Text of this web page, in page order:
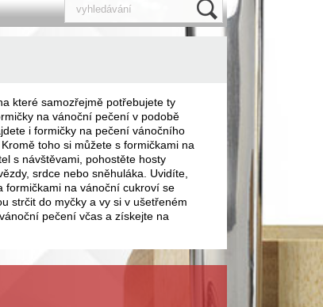
které samozřejmě potřebujete ty
na vánoční pečení v podobě
i formičky na pečení vánočního
toho si můžete s formičkami na
s návštěvami, pohostěte hosty
srdce nebo sněhuláka. Uvidíte,
formičkami na vánoční cukroví se
strčit do myčky a vy si v ušetřeném
pečení včas a získejte na